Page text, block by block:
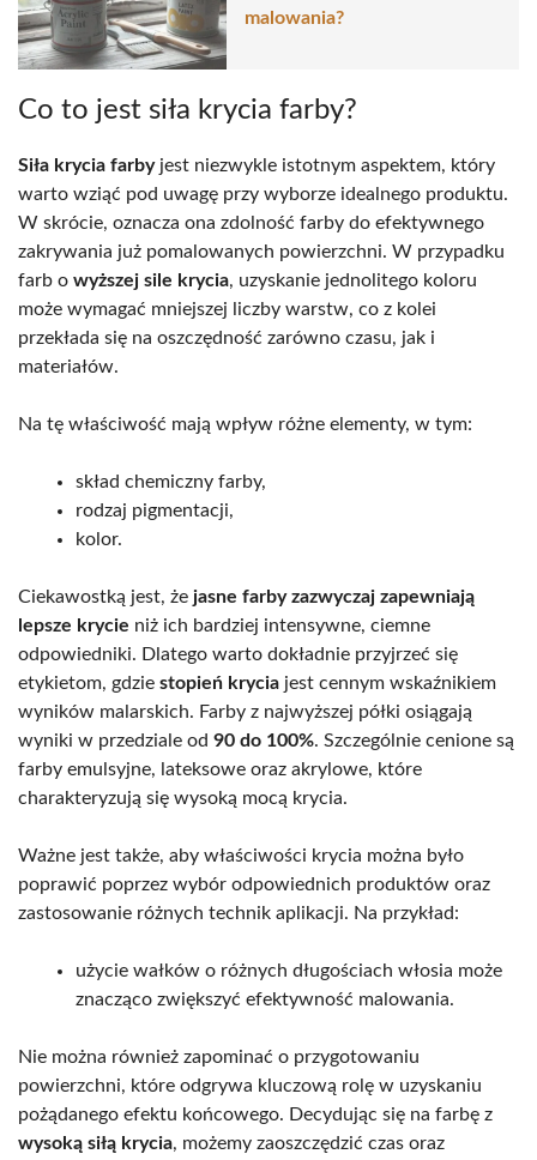
malowania?
Co to jest siła krycia farby?
Siła krycia farbyjest niezwykle istotnym aspektem, który
warto wziąć pod uwagę przy wyborze idealnego produktu.
W skrócie, oznacza ona zdolność farby do efektywnego
zakrywania już pomalowanych powierzchni. W przypadku
farb o wyższej sile krycia, uzyskanie jednolitego koloru
może wymagać mniejszej liczby warstw, co z kolei
przekłada się na oszczędność zarówno czasu, jak i
materiałów.
Na tę właściwość mają wpływ różne elementy, w tym:
skład chemiczny farby,
rodzaj pigmentacji,
kolor.
Ciekawostką jest, że jasne farby zazwyczaj zapewniają
lepsze krycie niż ich bardziej intensywne, ciemne
odpowiedniki. Dlatego warto dokładnie przyjrzeć się
etykietom, gdzie stopień krycia jest cennym wskaźnikiem
wyników malarskich. Farby z najwyższej półki osiągają
wyniki w przedziale od 90 do 100%. Szczególnie cenione są
farby emulsyjne, lateksowe oraz akrylowe, które
charakteryzują się wysoką mocą krycia.
Ważne jest także, aby właściwości krycia można było
poprawić poprzez wybór odpowiednich produktów oraz
zastosowanie różnych technik aplikacji. Na przykład:
użycie wałków o różnych długościach włosia może
znacząco zwiększyć efektywność malowania.
Nie można również zapominać o przygotowaniu
powierzchni, które odgrywa kluczową rolę w uzyskaniu
pożądanego efektu końcowego. Decydując się na farbę z
wysoką siłą krycia, możemy zaoszczędzić czas oraz